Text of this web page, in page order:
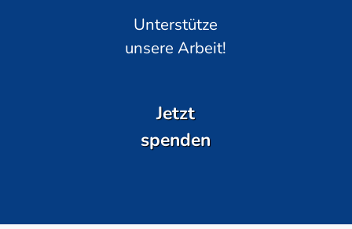
Unterstütze
unsere Arbeit!
Jetzt
spenden